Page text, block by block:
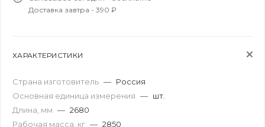
Доставка завтра - 390 ₽
ХАРАКТЕРИСТИКИ
Страна изготовитель — Россия
Основная единица измерения — шт.
Длина, мм — 2680
Рабочая масса, кг — 2850